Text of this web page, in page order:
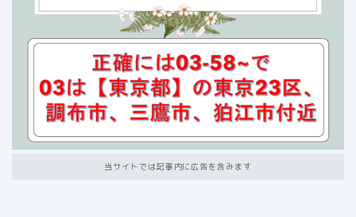
当サイトでは記事内に広告を含みます